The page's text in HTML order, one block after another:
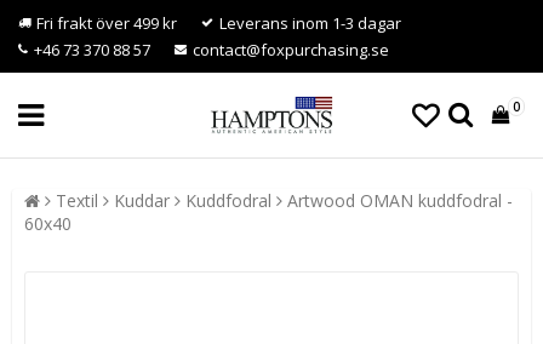
Fri frakt över 499 kr
Leverans inom 1-3 dagar
+46 73 370 88 57
contact@foxpurchasing.se
0
Textil Kuddar Kuddfodral
Artwood OMAN kuddfodral -
60x40